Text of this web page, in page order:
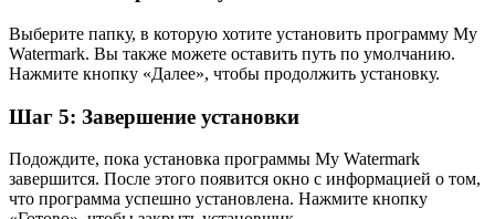
Выберите папку, в которую хотите установить программу My
Watermark. Вы также можете оставить путь по умолчанию.
Нажмите кнопку «Далее», чтобы продолжить установку.
Шаг 5: Завершение установки
Подождите, пока установка программы My Watermark
завершится. После этого появится окно с информацией о том,
что программа успешно установлена. Нажмите кнопку